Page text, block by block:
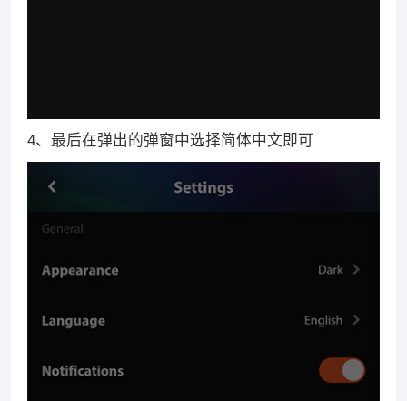
4、最后在弹出的弹窗中选择简体中文即可